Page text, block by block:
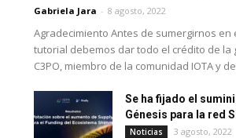
Gabriela Jara - 8 agosto, 2022
Agradecimiento Antes de sumergirnos en
tutorial debemos dar todo el crédito de la
C3PO, miembro de la comunidad IOTA y
Se ha fijado el
Génesis para la red
Noticias 3 agosto, 2022